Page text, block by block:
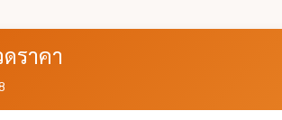
ราคา